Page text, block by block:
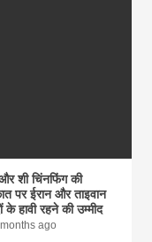
शी चिंनफिंग की
पर ईरान और ताइवान
के हावी रहने की उम्मीद
ago